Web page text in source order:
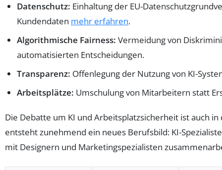
Datenschutz: Einhaltung der EU-
Kundendaten mehr erfahren.
Algorithmische Fairness: Vermeidung von
automatisierten Entscheidungen.
Transparenz: Offenlegung der Nutzung von KI-
Arbeitsplätze: Umschulung von Mitarbeitern statt
Die Debatte um KI und Arbeitsplatzsicherheit ist auch
entsteht zunehmend ein neues Berufsbild: KI-
mit Designern und Marketingspezialisten